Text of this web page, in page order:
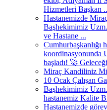
Hizmetleri Başkan
Hastanemizde
Başhekimimiz
ve Hastane ...
Cumhurbaşkanlığı
koordinasyonunda
başladı! 🚀
Miraç Kandiliniz
10 Ocak Çalışan
Başhekimimiz
hastanemiz Kalite
Hastanemizde